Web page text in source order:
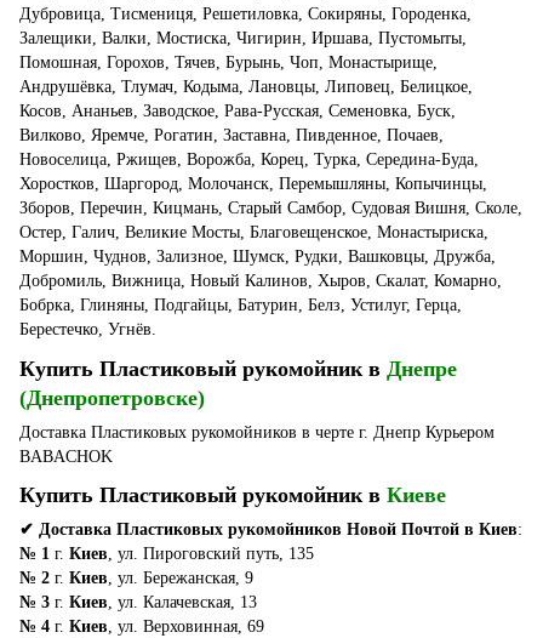
Дубровица, Тисмениця, Решетиловка, Сокиряны, Городенка,
Залещики, Валки, Мостиска, Чигирин, Иршава, Пустомыты,
Помошная, Горохов, Тячев, Бурынь, Чоп, Монастырище,
Андрушёвка, Тлумач, Кодыма, Лановцы, Липовец, Белицкое,
Косов, Ананьев, Заводское, Рава-Русская, Семеновка, Буск,
Вилково, Яремче, Рогатин, Заставна, Пивденное, Почаев,
Новоселица, Ржищев, Ворожба, Корец, Турка, Середина-Буда,
Хоростков, Шаргород, Молочанск, Перемышляны, Копычинцы,
Зборов, Перечин, Кицмань, Старый Самбор, Судовая Вишня, Сколе,
Остер, Галич, Великие Мосты, Благовещенское, Монастыриска,
Моршин, Чуднов, Зализное, Шумск, Рудки, Вашковцы, Дружба,
Добромиль, Вижница, Новый Калинов, Хыров, Скалат, Комарно,
Бобрка, Глиняны, Подгайцы, Батурин, Белз, Устилуг, Герца,
Берестечко, Угнёв.
Купить Пластиковый рукомойник в Днепре
(Днепропетровске)
Доставка Пластиковых рукомойников в черте г. Днепр Курьером
BABACHOK
Купить Пластиковый рукомойник в Киеве
✔ Доставка Пластиковых рукомойников Новой Почтой в Киев:
№ 1 г. Киев, ул. Пироговский путь, 135
№ 2 г. Киев, ул. Бережанская, 9
№ 3 г. Киев, ул. Калачевская, 13
№ 4 г. Киев, ул. Верховинная, 69